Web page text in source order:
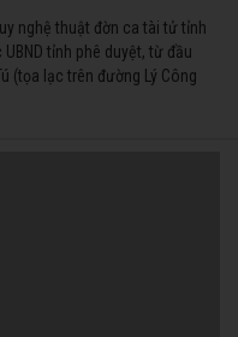
nghệ thuật đờn ca tài tử tỉnh
tỉnh phê duyệt, từ đầu
(tọa lạc trên đường Lý Công
trình đờn ca tài tử và